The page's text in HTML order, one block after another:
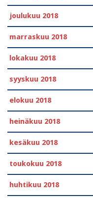
joulukuu 2018
marraskuu 2018
lokakuu 2018
syyskuu 2018
elokuu 2018
heinäkuu 2018
kesäkuu 2018
toukokuu 2018
huhtikuu 2018